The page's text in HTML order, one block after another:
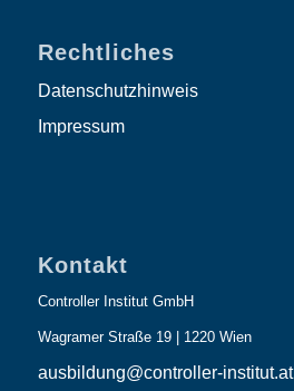
Rechtliches
Datenschutzhinweis
Impressum
Kontakt
Controller Institut GmbH
Wagramer Straße 19 | 1220 Wien
ausbildung@controller-institut.at